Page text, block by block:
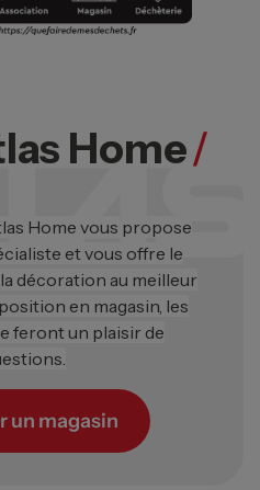
Home/
Home vous propose
et vous offre le
décoration au meilleur
en magasin, les
feront un plaisir de
un magasin